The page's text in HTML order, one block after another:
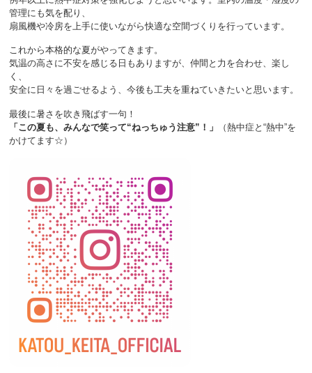
管理にも気を配り、
扇風機や冷房を上手に使いながら快適な空間づくりを行っています。
これから本格的な夏がやってきます。
気温の高さに不安を感じる日もありますが、仲間と力を合わせ、楽し
く、
安全に日々を過ごせるよう、今後も工夫を重ねていきたいと思います。
最後に暑さを吹き飛ばす一句！
「この夏も、みんなで笑って“ねっちゅう注意”！」
（熱中症と“熱中”を
かけてます☆）